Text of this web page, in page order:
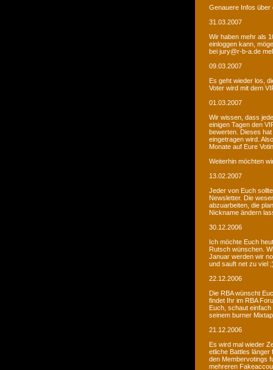
Genauere Infos über
31.03.2007
Wir haben mehr als
einloggen kann,
bei jury@r-b-a.de
09.03.2007
Es geht wieder los,
Voter wird mit dem
01.03.2007
Wir wissen, dass
einigen Tagen den
bewerten. Dieses
eingetragen wird.
Monate auf Eure
Weiterhin möchten
13.02.2007
Jeder von Euch
Newsletter. Die
abzuarbeiten, die
Nickname ändern
30.12.2006
Ich möchte Euch
Rutsch wünschen.
Januar werden wir
und sauft net zu viel
22.12.2006
Die RBA wünscht
findet Ihr im RBA
Euch, schaut einfach
seinem burner
21.12.2006
Es wird mal wieder
etliche Battles länger
den Membervotings
mehreren